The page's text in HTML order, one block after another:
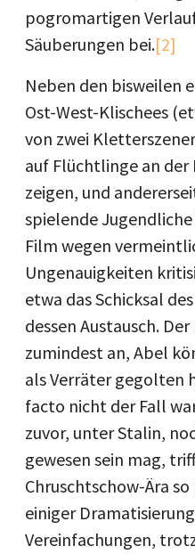
pogromartigen
Säuberungen bei.[2]
Neben den bisweilen
Ost-West-Klischees
von zwei
auf Flüchtlinge an der
zeigen, und
spielende
Film wegen
Ungenauigkeiten
etwa das Schicksal
dessen Austausch.
zumindest an, Abel
als Verräter gegolten
facto nicht der Fall
zuvor, unter Stalin,
gewesen sein mag,
Chruschtschow-Ära
einiger
Vereinfachungen,